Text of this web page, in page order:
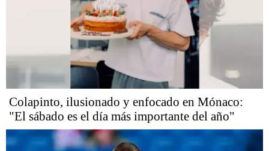
Colapinto, ilusionado y enfocado en Mónaco:
"El sábado es el día más importante del año"